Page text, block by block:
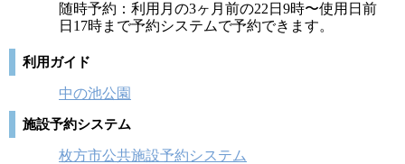
随時予約：利用月の3ヶ月前の22日9時〜使用日前
日17時まで予約システムで予約できます。
利用ガイド
中の池公園
施設予約システム
枚方市公共施設予約システム